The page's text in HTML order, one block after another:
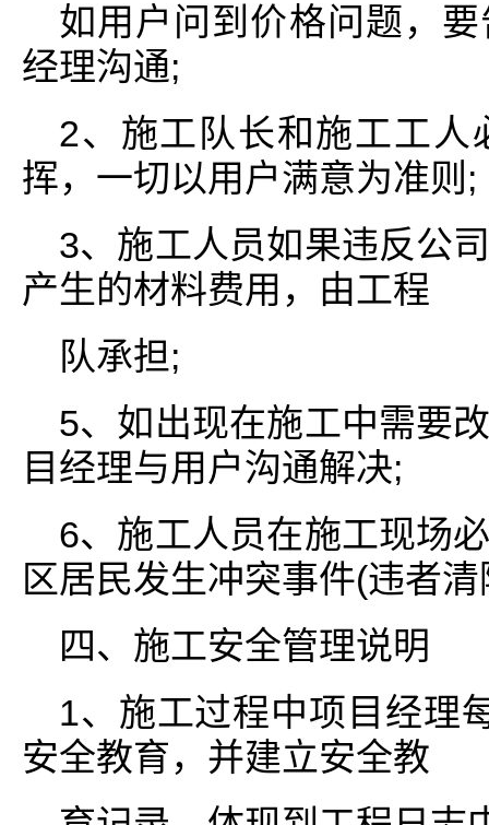
如用户问到价格问题，
经理沟通;
2、施工队长和施工工人
挥，一切以用户满意为准则;
3、施工人员如果违反公
产生的材料费用，由工程
队承担;
5、如出现在施工中需要
目经理与用户沟通解决;
6、施工人员在施工现场
区居民发生冲突事件(违者
四、施工安全管理说明
1、施工过程中项目经理
安全教育，并建立安全教